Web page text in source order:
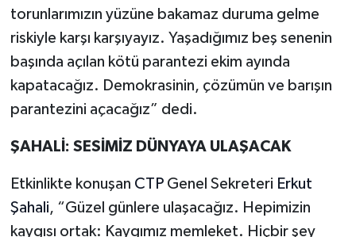
torunlarımızın yüzüne bakamaz duruma gelme
riskiyle karşı karşıyayız. Yaşadığımız beş senenin
başında açılan kötü parantezi ekim ayında
kapatacağız. Demokrasinin, çözümün ve barışın
parantezini açacağız” dedi.
ŞAHALİ: SESİMİZ DÜNYAYA ULAŞACAK
Etkinlikte konuşan CTPGenel Sekreteri Erkut
Şahali, “Güzel günlere ulaşacağız. Hepimizin
kaygısı ortak: Kaygımız memleket. Hiçbir şey